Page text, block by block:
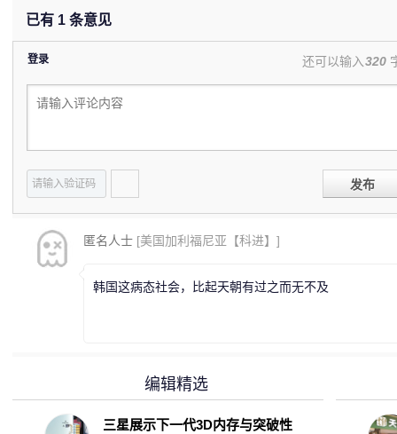
已有 1 条意见
登录 还可以输入320
发布
匿名人士 [美国加利福尼亚【科进】]
韩国这病态社会，比起天朝有过之而无不及
编辑精选
三星展示下一代3D内存与突破性